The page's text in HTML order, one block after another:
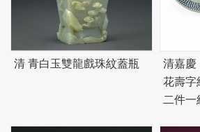
清 青白玉雙龍戲珠紋蓋瓶
清嘉慶
花壽字
二件一